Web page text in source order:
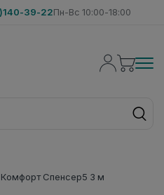
39-22Пн-Вс 10:00-18:00
Спенсер5 3 м